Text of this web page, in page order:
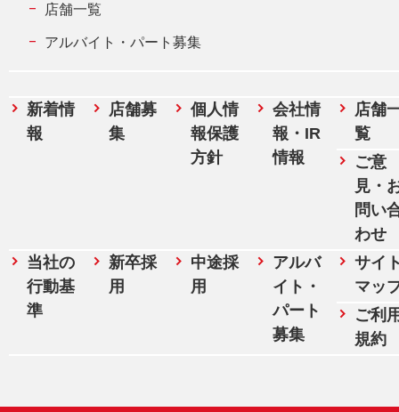
店舗一覧
アルバイト・パート募集
新着情
報
店舗募
集
個人情
報保護
方針
会社情
報・IR
情報
店舗
覧
ご意
見・
問い
わせ
当社の
行動基
準
新卒採
用
中途採
用
アルバ
イト・
パート
募集
サイ
マッ
ご利
規約